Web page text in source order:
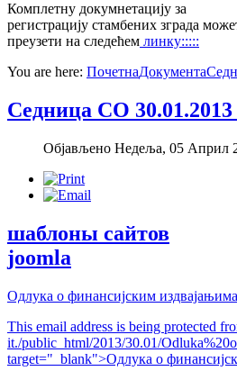
Комплетну докумнетацију за
регистрацију стамбених зграда
преузети на следећем линку:::::
You are here: ПочетнаДокумента
Седница СО 30.01.2013
Објављено Недеља, 05 Април
шаблоны сайтов
joomla
Одлука о финансијским
This email address is being protected
it./public_html/2013/30.01/
target="_blank">Одлука о